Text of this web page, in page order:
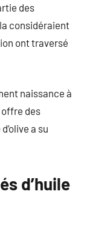
des
considéraient
ont traversé
naissance à
offre des
a su
d’huile